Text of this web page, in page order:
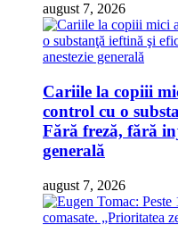
august 7, 2026
Cariile la copiii
control cu o
Fără freză, fără
generală
august 7, 2026